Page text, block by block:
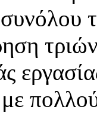
με